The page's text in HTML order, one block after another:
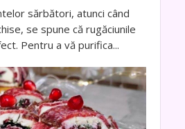
sărbători, atunci când
se spune că rugăciunile
Pentru a vă purifica...